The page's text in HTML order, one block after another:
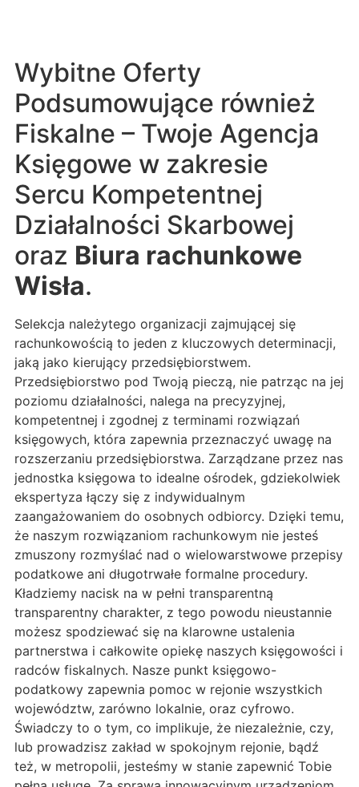
Wybitne Oferty
Podsumowujące również
Fiskalne – Twoje Agencja
Księgowe w zakresie
Sercu Kompetentnej
Działalności Skarbowej
oraz Biura rachunkowe
Wisła.
Selekcja należytego organizacji zajmującej się
rachunkowością to jeden z kluczowych determinacji,
jaką jako kierujący przedsiębiorstwem.
Przedsiębiorstwo pod Twoją pieczą, nie patrząc na jej
poziomu działalności, nalega na precyzyjnej,
kompetentnej i zgodnej z terminami rozwiązań
księgowych, która zapewnia przeznaczyć uwagę na
rozszerzaniu przedsiębiorstwa. Zarządzane przez nas
jednostka księgowa to idealne ośrodek, gdziekolwiek
ekspertyza łączy się z indywidualnym
zaangażowaniem do osobnych odbiorcy. Dzięki temu,
że naszym rozwiązaniom rachunkowym nie jesteś
zmuszony rozmyślać nad o wielowarstwowe przepisy
podatkowe ani długotrwałe formalne procedury.
Kładziemy nacisk na w pełni transparentną
transparentny charakter, z tego powodu nieustannie
możesz spodziewać się na klarowne ustalenia
partnerstwa i całkowite opiekę naszych księgowości i
radców fiskalnych. Nasze punkt księgowo-
podatkowy zapewnia pomoc w rejonie wszystkich
województw, zarówno lokalnie, oraz cyfrowo.
Świadczy to o tym, co implikuje, że niezależnie, czy,
lub prowadzisz zakład w spokojnym rejonie, bądź
też, w metropolii, jesteśmy w stanie zapewnić Tobie